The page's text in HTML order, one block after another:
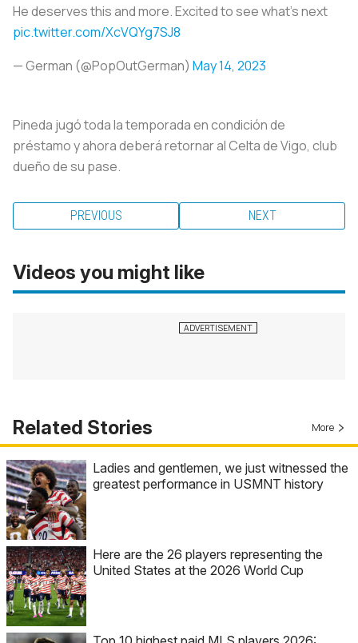
He deserves this and more. Excited to see what's next ️
pic.twitter.com/XcVQYg7SJ8
— German (@PopOutGerman) May 14, 2023
Pineda jugó toda la temporada en condición de
préstamo y ahora deberá retornar al Celta de Vigo, club
dueño de su pase.
PREVIOUS NEXT
Videos you might like
Related Stories More
Ladies and gentlemen, we just witnessed the
greatest performance in USMNT history
Here are the 26 players representing the
United States at the 2026 World Cup